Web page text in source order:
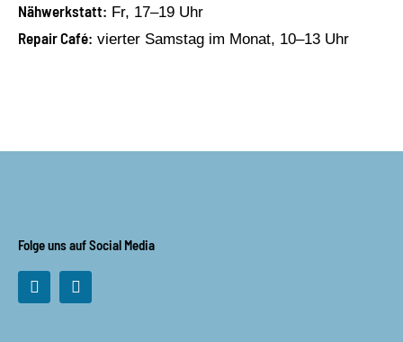
Nähwerkstatt: Fr, 17–19 Uhr
Repair Café: vierter Samstag im Monat, 10–13 Uhr
Folge uns auf Social Media
F
a
I
n